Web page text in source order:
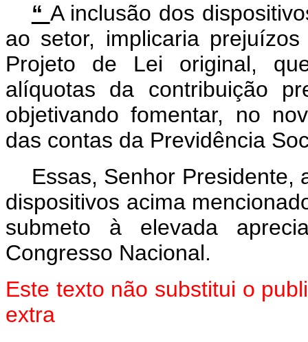
“ A inclusão dos
ao setor, implicaria
Projeto de Lei original,
alíquotas da contribuição
objetivando fomentar, no
das contas da Previdência
Essas, Senhor Presidente,
dispositivos acima
submeto à elevada
Congresso Nacional.
Este texto não substitui o
extra